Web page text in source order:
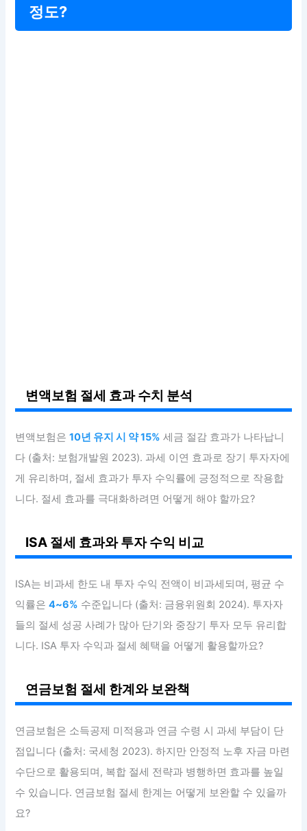
정도?
변액보험 절세 효과 수치 분석
변액보험은10년 유지 시 약 15% 세금 절감 효과가 나타납니
다 (출처: 보험개발원 2023). 과세 이연 효과로 장기 투자자에
게 유리하며, 절세 효과가 투자 수익률에 긍정적으로 작용합
니다. 절세 효과를 극대화하려면 어떻게 해야 할까요?
ISA 절세 효과와 투자 수익 비교
ISA는 비과세 한도 내 투자 수익 전액이 비과세되며, 평균 수
익률은4~6% 수준입니다 (출처: 금융위원회 2024). 투자자
들의 절세 성공 사례가 많아 단기와 중장기 투자 모두 유리합
니다. ISA 투자 수익과 절세 혜택을 어떻게 활용할까요?
연금보험 절세 한계와 보완책
연금보험은 소득공제 미적용과 연금 수령 시 과세 부담이 단
점입니다 (출처: 국세청 2023). 하지만 안정적 노후 자금 마련
수단으로 활용되며, 복합 절세 전략과 병행하면 효과를 높일
수 있습니다. 연금보험 절세 한계는 어떻게 보완할 수 있을까
요?